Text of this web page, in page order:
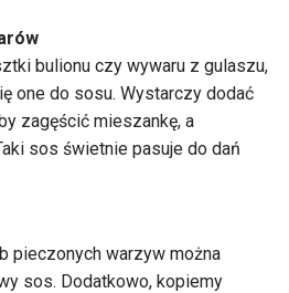
bulionu czy wywaru z gulaszu,
one do sosu. Wystarczy dodać
zagęścić mieszankę, a
sos świetnie pasuje do dań
pieczonych warzyw można
sos. Dodatkowo, kopiemy